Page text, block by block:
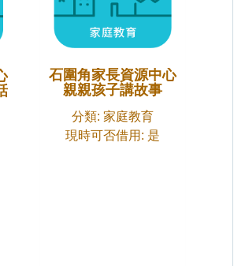
石圍角家長資源中心
親親孩子講故事
分類: 家庭教育
現時可否借用: 是